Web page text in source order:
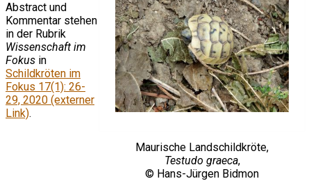
Maurische Landschildkröte,
Testudo graeca,
© Hans-Jürgen Bidmon
Abstract und
Kommentar stehen
in der Rubrik
Wissenschaft im
Fokus in
Schildkröten im
Fokus 17(1): 26-
29, 2020 (externer
Link).